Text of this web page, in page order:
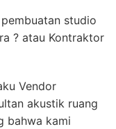
studio
? atau Kontraktor
Vendor
akustik ruang
bahwa kami